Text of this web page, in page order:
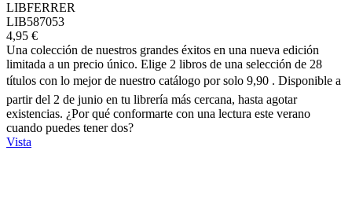
LIBFERRER
LIB587053
4,95 €
Una colección de nuestros grandes éxitos en una nueva edición
limitada a un precio único. Elige 2 libros de una selección de 28
títulos con lo mejor de nuestro catálogo por solo 9,90 . Disponible a
partir del 2 de junio en tu librería más cercana, hasta agotar
existencias. ¿Por qué conformarte con una lectura este verano
cuando puedes tener dos?
Vista